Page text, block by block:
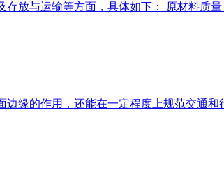
放与运输等方面，具体如下： 原材料质
缘的作用，还能在一定程度上规范交通